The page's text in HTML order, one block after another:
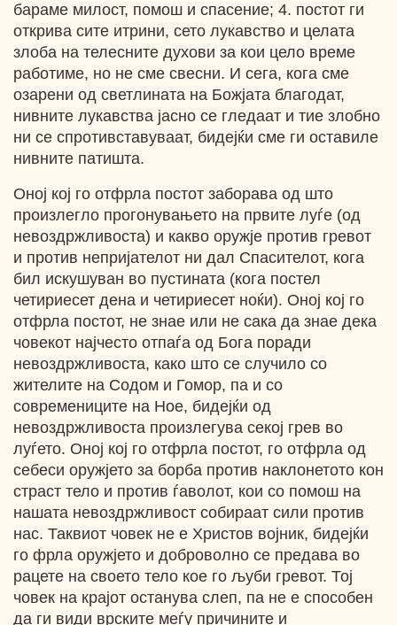
бараме милост, помош и спасение; 4. постот ги
открива сите итрини, сето лукавство и целата
злоба на телесните духови за кои цело време
работиме, но не сме свесни. И сега, кога сме
озарени од светлината на Божјата благодат,
нивните лукавства јасно се гледаат и тие злобно
ни се спротивставуваат, бидејќи сме ги оставиле
нивните патишта.
Оној кој го отфрла постот заборава од што
произлегло прогонувањето на првите луѓе (од
невоздржливоста) и какво оружје против гревот
и против непријателот ни дал Спасителот, кога
бил искушуван во пустината (кога постел
четириесет дена и четириесет ноќи). Оној кој го
отфрла постот, не знае или не сака да знае дека
човекот најчесто отпаѓа од Бога поради
невоздржливоста, како што се случило со
жителите на Содом и Гомор, па и со
современиците на Ное, бидејќи од
невоздржливоста произлегува секој грев во
луѓето. Оној кој го отфрла постот, го отфрла од
себеси оружјето за борба против наклонетото кон
страст тело и против ѓаволот, кои со помош на
нашата невоздржливост собираат сили против
нас. Таквиот човек не е Христов војник, бидејќи
го фрла оружјето и доброволно се предава во
рацете на своето тело кое го љуби гревот. Тој
човек на крајот останува слеп, па не е способен
да ги види врските меѓу причините и